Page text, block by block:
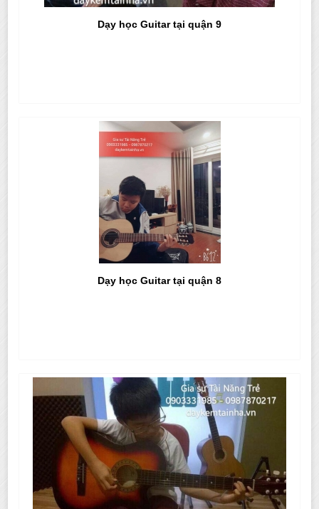
Dạy học Guitar tại quận 9
Dạy học Guitar tại quận 8